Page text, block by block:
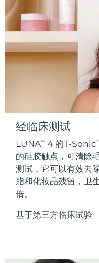
经临床测试
LUNATM 4 的T-Sonic
的硅胶触点，可清除
测试，它可以有效去
脂和化妆品残留，卫
倍。
基于第三方临床试验
FAQ™
All FAQ™
FAQ™产
All anti-
FAQ™
All FAQ™
FAQ™产
All LED
FAQ™
All hair
FAQ™
All FAQ™
FAQ™
All toning
脱毛
IPL hair
Travel-
BEAR™
Firming
Recurring
Acne
IRIS™ 2
眼部护肤
毛孔护理
KIWI™
Diamond
Blackhead
LUNA™
2-in-1
LED light
牙齿美白
NEW
issa™
Dual LED
issa™
更多的
法国
法属波利尼西亚
德国
中国香港特别行政区
匈牙利
冰岛
印度尼西亚
爱尔兰